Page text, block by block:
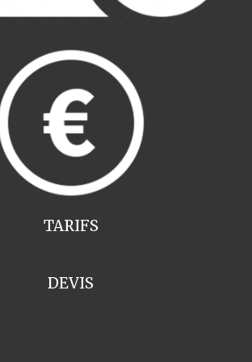
TARIFS
DEVIS